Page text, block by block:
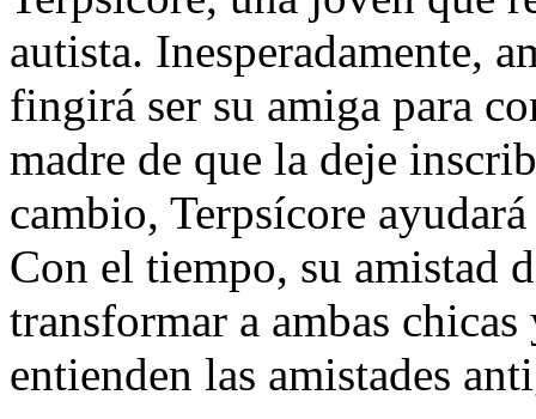
autista. Inesperadamente,
fingirá ser su amiga para
madre de que la deje
cambio, Terpsícore
Con el tiempo, su amistad
transformar a ambas
entienden las amistades